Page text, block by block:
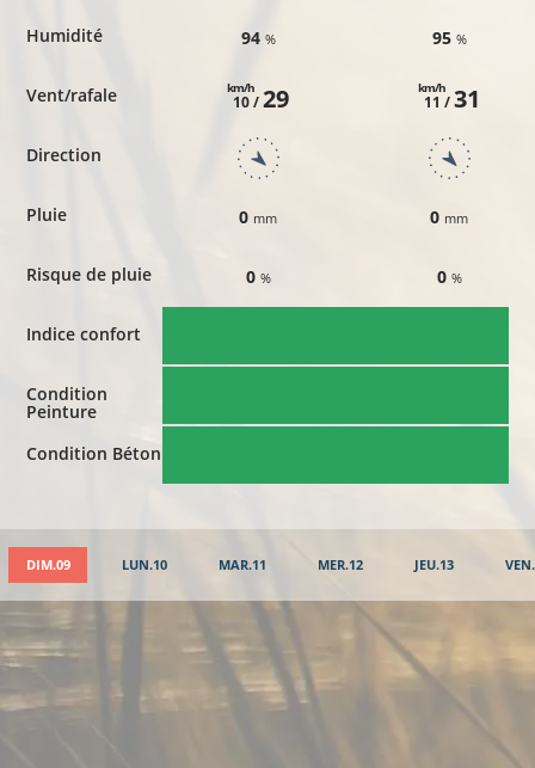
Humidité
Vent/rafale
Direction
Pluie
Risque de pluie
Indice confort
Condition
Peinture
Condition Béton
94 %
10 /
km/h 29
0 mm
0 %
95 %
11 /
km/h 31
0 mm
0 %
DIM.09 LUN.10 MAR.11 MER.12 JEU.13